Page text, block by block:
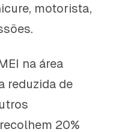
motorista,
na área
reduzida de
20%